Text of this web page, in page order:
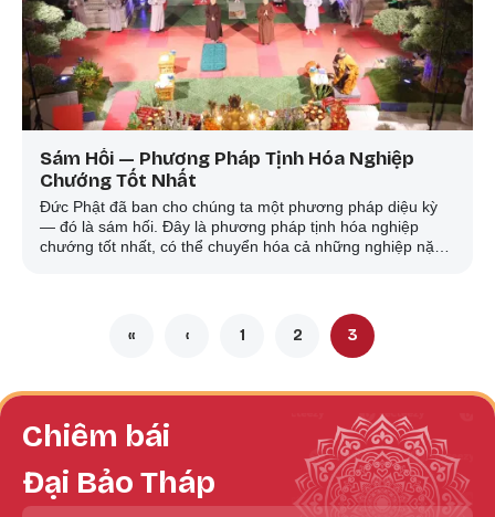
Sám Hối — Phương Pháp Tịnh Hóa Nghiệp
Chướng Tốt Nhất
Đức Phật đã ban cho chúng ta một phương pháp diệu kỳ
— đó là sám hối. Đây là phương pháp tịnh hóa nghiệp
chướng tốt nhất, có thể chuyển hóa cả những nghiệp nặng
First page
« Trang trước
‹ Trang
1 Trang
2 Trang hiện thời
3
Chiêm bái
Đại Bảo Tháp